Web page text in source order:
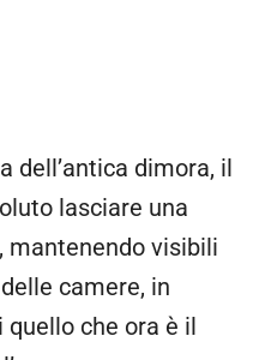
dell’antica dimora, il
lasciare una
mantenendo visibili
camere, in
che ora è il